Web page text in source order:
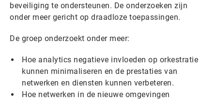
beveiliging te ondersteunen. De onderzoeken zijn
onder meer gericht op draadloze toepassingen.
De groep onderzoekt onder meer:
Hoe analytics negatieve invloeden op orkestratie
kunnen minimaliseren en de prestaties van
netwerken en diensten kunnen verbeteren.
Hoe netwerken in de nieuwe omgevingen